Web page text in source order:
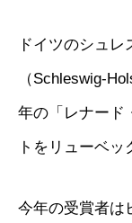
ドイツのシュ
（Schleswig-
年の「レナード
トをリューベッ
今年の受賞者は